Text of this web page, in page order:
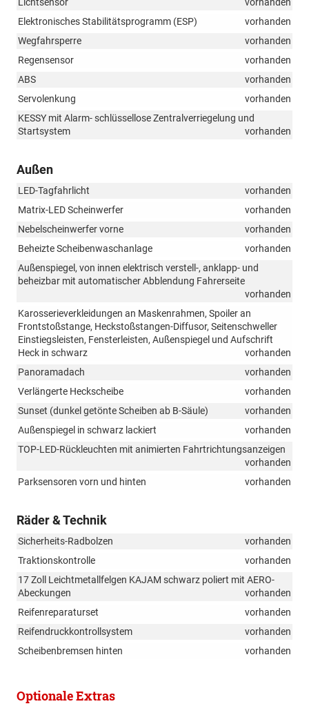
Elektronisches Stabilitätsprogramm (ESP)
vorhanden
Wegfahrsperre
vorhanden
Regensensor
vorhanden
ABS
vorhanden
Servolenkung
vorhanden
KESSY mit Alarm- schlüssellose Zentralverriegelung und
Startsystem
vorhanden
Außen
LED-Tagfahrlicht
vorhanden
Matrix-LED Scheinwerfer
vorhanden
Nebelscheinwerfer vorne
vorhanden
Beheizte Scheibenwaschanlage
vorhanden
Außenspiegel, von innen elektrisch verstell-, anklapp- und
beheizbar mit automatischer Abblendung Fahrerseite
vorhanden
Karosserieverkleidungen an Maskenrahmen, Spoiler an
Frontstoßstange, Heckstoßstangen-Diffusor, Seitenschweller
Einstiegsleisten, Fensterleisten, Außenspiegel und Aufschrift
Heck in schwarz
vorhanden
Panoramadach
vorhanden
Verlängerte Heckscheibe
vorhanden
Sunset (dunkel getönte Scheiben ab B-Säule)
vorhanden
Außenspiegel in schwarz lackiert
vorhanden
TOP-LED-Rückleuchten mit animierten Fahrtrichtungsanzeigen
vorhanden
Parksensoren vorn und hinten
vorhanden
Räder & Technik
Sicherheits-Radbolzen
vorhanden
Traktionskontrolle
vorhanden
17 Zoll Leichtmetallfelgen KAJAM schwarz poliert mit AERO-
Abeckungen
vorhanden
Reifenreparaturset
vorhanden
Reifendruckkontrollsystem
vorhanden
Scheibenbremsen hinten
vorhanden
Optionale Extras